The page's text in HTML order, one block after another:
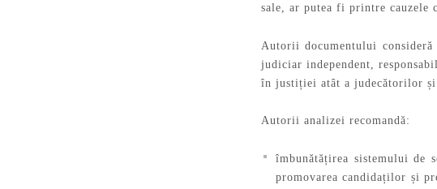
sale, ar putea fi printre cauzele
Autorii documentului
judiciar independent,
în justiției atât a judecătorilor și
Autorii analizei recomandă:
îmbunătățirea sistemului de
promovarea candidaților și